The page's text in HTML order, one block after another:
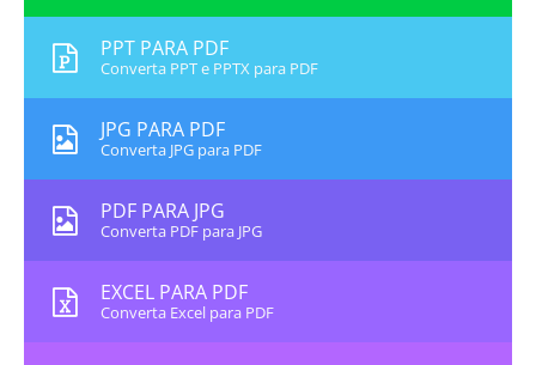
PPT PARA PDF
Converta PPT e PPTX para PDF
JPG PARA PDF
Converta JPG para PDF
PDF PARA JPG
Converta PDF para JPG
EXCEL PARA PDF
Converta Excel para PDF